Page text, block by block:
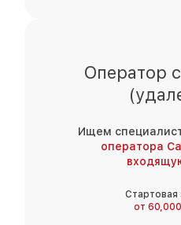
Оператор
Ищем
оператора
Стартовая
от